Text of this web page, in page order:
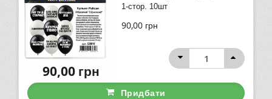
1-стор. 10шт
90,00 грн
90,00грн
Придбати